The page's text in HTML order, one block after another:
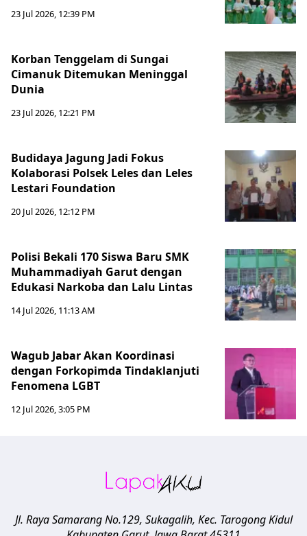
23 Jul 2026, 12:39 PM
Korban Tenggelam di Sungai
Cimanuk Ditemukan Meninggal
Dunia
23 Jul 2026, 12:21 PM
Budidaya Jagung Jadi Fokus
Kolaborasi Polsek Leles dan Leles
Lestari Foundation
20 Jul 2026, 12:12 PM
Polisi Bekali 170 Siswa Baru SMK
Muhammadiyah Garut dengan
Edukasi Narkoba dan Lalu Lintas
14 Jul 2026, 11:13 AM
Wagub Jabar Akan Koordinasi
dengan Forkopimda Tindaklanjuti
Fenomena LGBT
12 Jul 2026, 3:05 PM
Jl. Raya Samarang No.129, Sukagalih, Kec. Tarogong Kidul